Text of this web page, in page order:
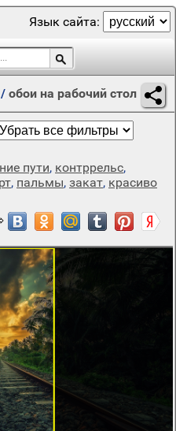
Язык сайта:
/ обои на рабочий стол
пути, контррельс,
, пальмы, закат, красиво